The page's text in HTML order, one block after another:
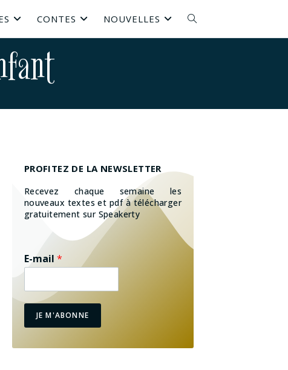
CONTES NOUVELLES
PROFITEZ DE LA NEWSLETTER
Recevez chaque semaine les
nouveaux textes et pdf à télécharger
gratuitement sur Speakerty
E-mail *
JE M'ABONNE